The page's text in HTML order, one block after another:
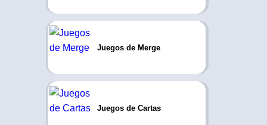
Juegos de Merge
Juegos de Cartas